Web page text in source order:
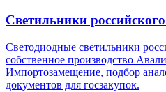
Светильники
Светодиодные светильники
собственное производство
Импортозамещение, подбор
документов для госзакупок.